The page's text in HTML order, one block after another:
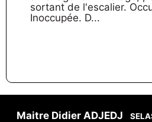
sortant de l'escalier.
Inoccupée. D...
Maitre Didier ADJEDJ